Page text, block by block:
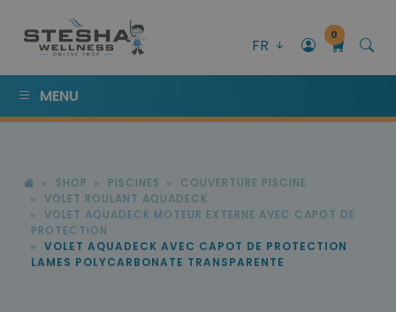
FR
0
MENU
SHOP PISCINES
COUVERTURE PISCINE
VOLET ROULANT AQUADECK
VOLET AQUADECK MOTEUR EXTERNE AVEC CAPOT DE
PROTECTION
VOLET AQUADECK AVEC CAPOT DE PROTECTION
LAMES POLYCARBONATE TRANSPARENTE